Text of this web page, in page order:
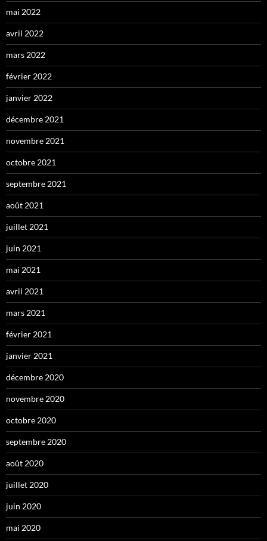
mai 2022
avril 2022
mars 2022
février 2022
janvier 2022
décembre 2021
novembre 2021
octobre 2021
septembre 2021
août 2021
juillet 2021
juin 2021
mai 2021
avril 2021
mars 2021
février 2021
janvier 2021
décembre 2020
novembre 2020
octobre 2020
septembre 2020
août 2020
juillet 2020
juin 2020
mai 2020